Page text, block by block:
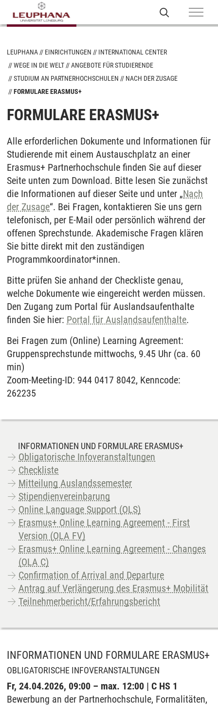
LEUPHANA EINRICHTUNGEN
INTERNATIONAL CENTER
WEGE IN DIE WELT
ANGEBOTE FÜR STUDIERENDE
STUDIUM AN PARTNERHOCHSCHULEN
NACH DER ZUSAGE
FORMULARE ERASMUS+
FORMULARE ERASMUS+
Alle erforderlichen Dokumente und Informationen für
Studierende mit einem Austauschplatz an einer
Erasmus+ Partnerhochschule finden Sie auf dieser
Seite unten zum Download. Bitte lesen Sie zunächst
die Informationen auf dieser Seite und unter „Nach
der Zusage“. Bei Fragen, kontaktieren Sie uns gern
telefonisch, per E-Mail oder persönlich während der
offenen Sprechstunde. Akademische Fragen klären
Sie bitte direkt mit den zuständigen
Programmkoordinator*innen.
Bitte prüfen Sie anhand der Checkliste genau,
welche Dokumente wie eingereicht werden müssen.
Den Zugang zum Portal für Auslandsaufenthalte
finden Sie hier: Portal für Auslandsaufenthalte.
Bei Fragen zum (Online) Learning Agreement:
Gruppensprechstunde mittwochs, 9.45 Uhr (ca. 60
min)
Zoom-Meeting-ID: 944 0417 8042, Kenncode:
262235
INFORMATIONEN UND FORMULARE ERASMUS+
Obligatorische Infoveranstaltungen
Checkliste
Mitteilung Auslandssemester
Stipendienvereinbarung
Online Language Support (OLS)
Erasmus+ Online Learning Agreement - First
Version (OLA FV)
Erasmus+ Online Learning Agreement - Changes
(OLA C)
Confirmation of Arrival and Departure
Antrag auf Verlängerung des Erasmus+ Mobilität
Teilnehmerbericht/Erfahrungsbericht
INFORMATIONEN UND FORMULARE ERASMUS+
OBLIGATORISCHE INFOVERANSTALTUNGEN
Fr, 24.04.2026, 09:00 – max. 12:00 | C HS 1
Bewerbung an der Partnerhochschule, Formalitäten,